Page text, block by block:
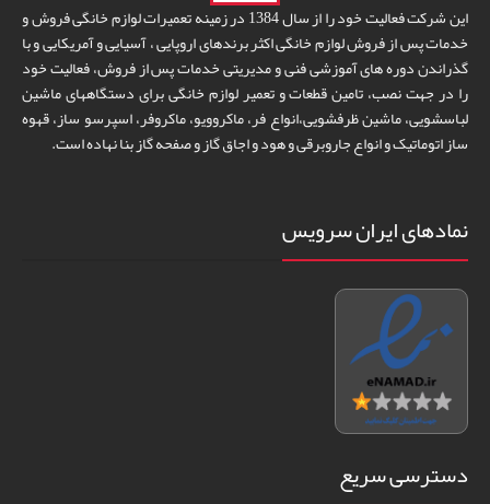
این شرکت فعالیت خود را از سال 1384 در زمینه تعمیرات لوازم خانگی فروش و
خدمات پس از فروش لوازم خانگی اکثر برندهای اروپایی ، آسیایی و آمریکایی و با
گذراندن دوره های آموزشی فنی و مدیریتی خدمات پس از فروش، فعالیت خود
را در جهت نصب، تامین قطعات و تعمیر لوازم خانگی برای دستگاههای ماشین
لباسشویی، ماشین ظرفشویی،انواع فر، ماکروویو، ماکروفر، اسپرسو ساز، قهوه
ساز اتوماتیک و انواع جاروبرقی و هود و اجاق گاز و صفحه گاز بنا نهاده است.
نمادهای ایران سرویس
دسترسی سریع